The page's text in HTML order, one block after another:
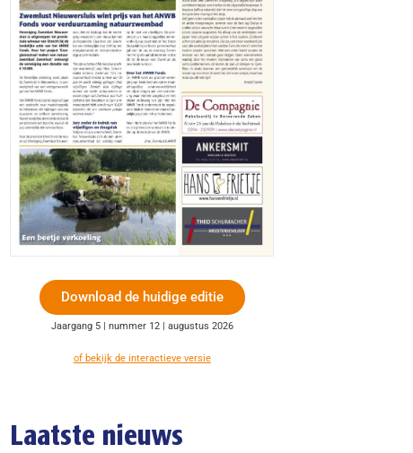
Download de huidige editie
Jaargang 5 | nummer 12 | augustus 2026
of bekijk de interactieve versie
Laatste nieuws